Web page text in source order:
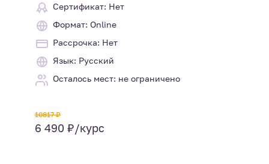
Сертификат: Нет
Формат: Online
Рассрочка: Нет
Язык: Русский
Осталось мест: не ограничено
10817 ₽
6 490 ₽/курс